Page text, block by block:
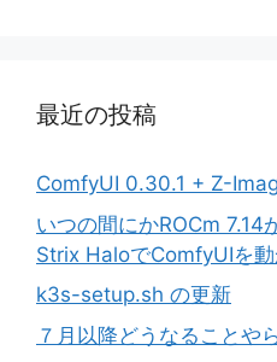
最近の投稿
ComfyUI 0.30.1 + Z-
いつの間にかROCm 7.14
Strix HaloでComfyUIを動
k3s-setup.sh の更新
７月以降どうなることやら